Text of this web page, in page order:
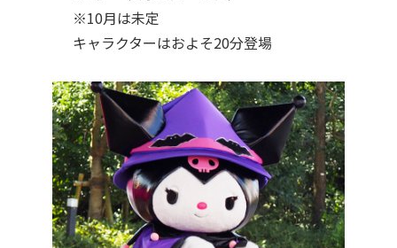
※10月は未定
キャラクターはおよそ20分登場